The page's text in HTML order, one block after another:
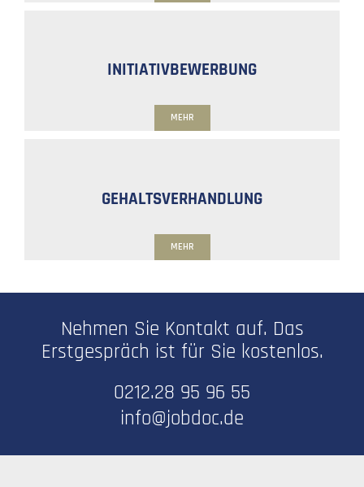
INITIATIVBEWERBUNG
MEHR
GEHALTSVERHANDLUNG
MEHR
Nehmen Sie Kontakt auf. Das
Erstgespräch ist für Sie kostenlos.
0212.28 95 96 55
info@jobdoc.de